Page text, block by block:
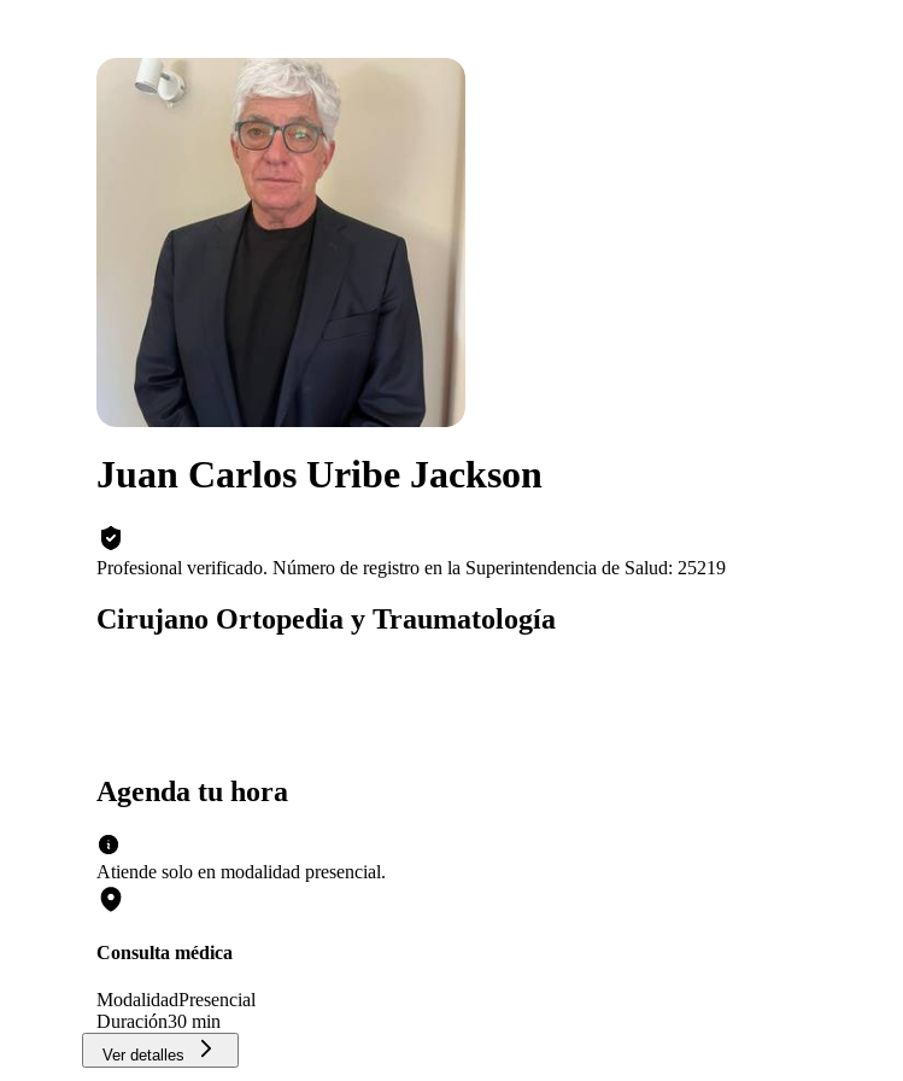
Juan Carlos Uribe Jackson
Profesional verificado. Número de registro en la Superintendencia de Salud: 25219
Cirujano Ortopedia y Traumatología
Agenda tu hora
Atiende solo en modalidad presencial.
Consulta médica
ModalidadPresencial
Duración30 min
Ver detalles